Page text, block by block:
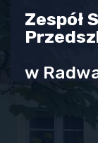
Zespół
w